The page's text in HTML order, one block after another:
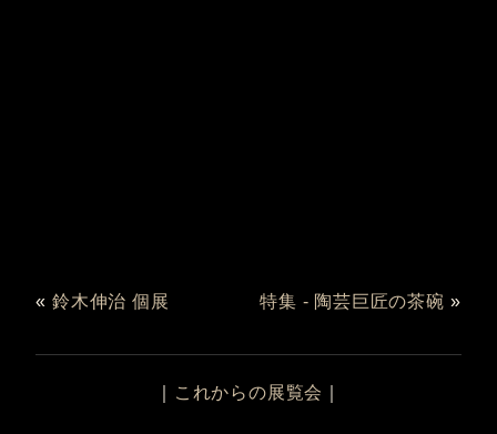
«鈴木伸治 個展 特集 - 陶芸巨匠の茶碗 »
これからの展覧会